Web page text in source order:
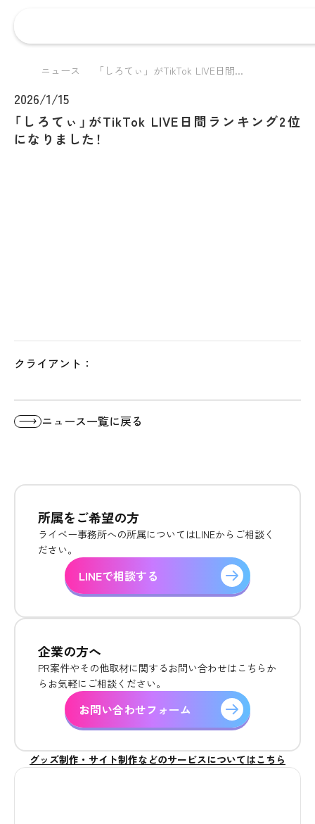
ニュース 「しろてぃ」がTikTok LIVE日間...
2026/1/15
「しろてぃ」がTikTok LIVE日間ランキング2位
になりました！
クライアント：
ニュース一覧に戻る
所属をご希望の方
ライベー事務所への所属についてはLINEからご相談く
ださい。
LINEで相談する
企業の方へ
PR案件やその他取材に関するお問い合わせはこちらか
らお気軽にご相談ください。
お問い合わせフォーム
グッズ制作・サイト制作などのサービスについてはこちら